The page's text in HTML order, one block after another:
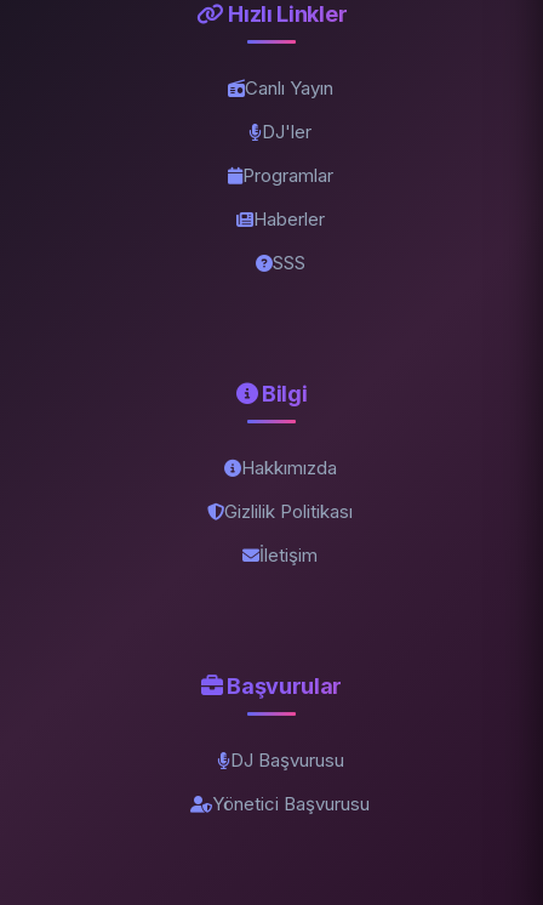
Hızlı Linkler
Canlı Yayın
DJ'ler
Programlar
Haberler
SSS
Bilgi
Hakkımızda
Gizlilik Politikası
İletişim
Başvurular
DJ Başvurusu
Yönetici Başvurusu